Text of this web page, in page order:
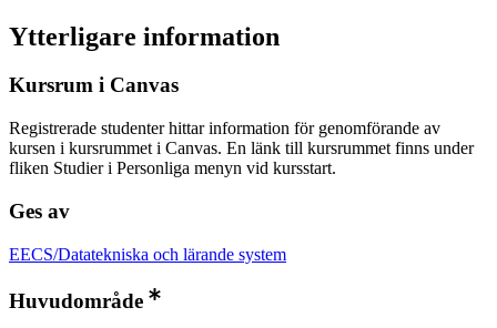
Ytterligare information
Kursrum i Canvas
Registrerade studenter hittar information för genomförande av
kursen i kursrummet i Canvas. En länk till kursrummet finns under
fliken Studier i Personliga menyn vid kursstart.
Ges av
EECS/Datatekniska och lärande system
Huvudområde